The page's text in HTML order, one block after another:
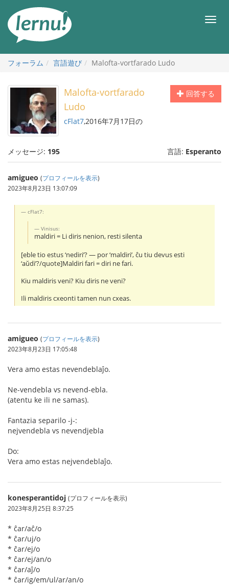
メ
フォーラム
言語遊び Malofta-vortfarado Ludo
回答する
Malofta-vortfarado
Ludo
cFlat7,2016年7月17日の
メッセージ: 195 言語: Esperanto
amigueo (プロフィールを表示)
2023年8月23日 13:07:09
cFlat7:
Vinisus:
maldiri = Li diris nenion, resti silenta
[eble tio estus ‘nediri’? — por ‘maldiri’, ĉu tiu devus esti
‘aŭdi’?/quote]Maldiri fari = diri ne fari.
Kiu maldiris veni? Kiu diris ne veni?
Ili maldiris cxeonti tamen nun cxeas.
amigueo (プロフィールを表示)
2023年8月23日 17:05:48
Vera amo estas nevendeblaĵo.
Ne-vendebla vs nevend-ebla.
(atentu ke ili ne samas).
Fantazia separilo -j-:
nejvendebla vs nevendjebla
Do:
Vera amo estas nejvendeblaĵo.
konesperantidoj (プロフィールを表示)
2023年8月25日 8:37:25
* ĉar/aĉ/o
* ĉar/uj/o
* ĉar/ej/o
* ĉar/ej/an/o
* ĉar/aĵ/o
* ĉar/ig/em/ul/ar/an/o